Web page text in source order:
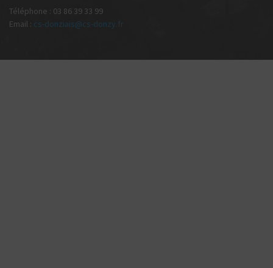
Téléphone : 03 86 39 33 99
Email : cs-donziais@cs-donzy.fr